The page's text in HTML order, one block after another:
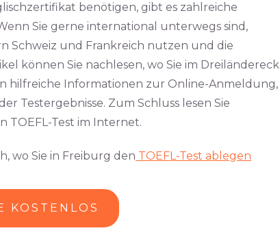
benötigen, gibt es zahlreiche
Sie gerne international unterwegs sind,
Schweiz und Frankreich nutzen und die
können Sie nachlesen, wo Sie im Dreiländereck
hilfreiche Informationen zur Online-Anmeldung,
Testergebnisse. Zum Schluss lesen Sie
TOEFL-Test im Internet.
wo Sie in Freiburg den TOEFL-Test ablegen
KOSTENLOS